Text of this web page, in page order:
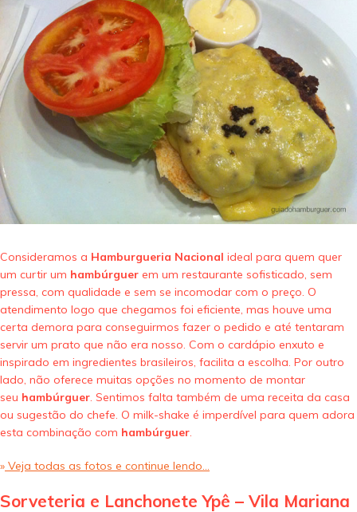
Consideramos a Hamburgueria Nacional ideal para quem quer
um curtir um hambúrguer em um restaurante sofisticado, sem
pressa, com qualidade e sem se incomodar com o preço. O
atendimento logo que chegamos foi eficiente, mas houve uma
certa demora para conseguirmos fazer o pedido e até tentaram
servir um prato que não era nosso. Com o cardápio enxuto e
inspirado em ingredientes brasileiros, facilita a escolha. Por outro
lado, não oferece muitas opções no momento de montar
seu hambúrguer . Sentimos falta também de uma receita da casa
ou sugestão do chefe. O milk-shake é imperdível para quem adora
esta combinação com hambúrguer
» Veja todas as fotos e continue lendo…
Sorveteria e Lanchonete Ypê – Vila Mariana